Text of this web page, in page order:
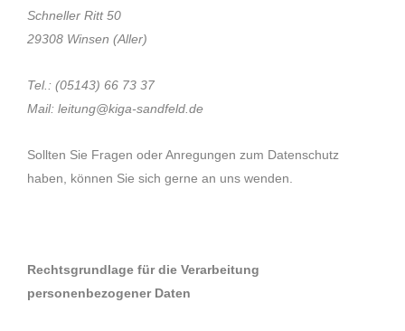
Schneller Ritt 50
29308 Winsen (Aller)
Tel.: (05143) 66 73 37
Mail: leitung@kiga-sandfeld.de
Sollten Sie Fragen oder Anregungen zum Datenschutz
haben, können Sie sich gerne an uns wenden.
Rechtsgrundlage für die Verarbeitung
personenbezogener Daten